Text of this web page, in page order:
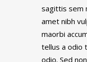
sagittis sem
amet nibh
maorbi
tellus a odio
odio. Sed